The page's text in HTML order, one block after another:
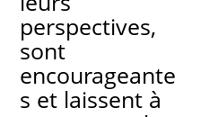
perspectives,
sont
encourageante
s et laissent à